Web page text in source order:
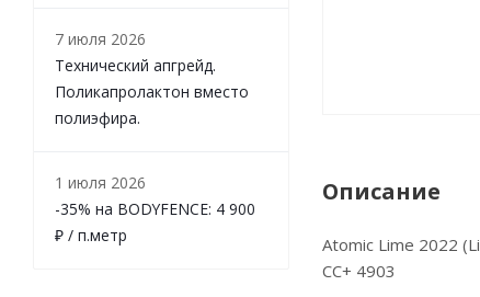
Описание
Atomic Lime 2022
CC+ 4903
7 июля 2026
Технический апгрейд.
Поликапролактон вместо
полиэфира.
1 июля 2026
-35% на BODYFENCE: 4 900
₽ / п.метр